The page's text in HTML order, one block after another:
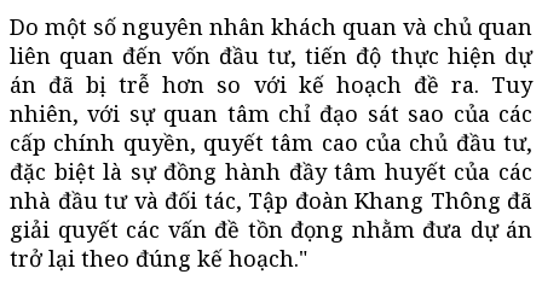
Do một số nguyên nhân khách quan và chủ quan
liên quan đến vốn đầu tư, tiến độ thực hiện dự
án đã bị trễ hơn so với kế hoạch đề ra. Tuy
nhiên, với sự quan tâm chỉ đạo sát sao của các
cấp chính quyền, quyết tâm cao của chủ đầu tư,
đặc biệt là sự đồng hành đầy tâm huyết của các
nhà đầu tư và đối tác, Tập đoàn Khang Thông đã
giải quyết các vấn đề tồn đọng nhằm đưa dự án
trở lại theo đúng kế hoạch."